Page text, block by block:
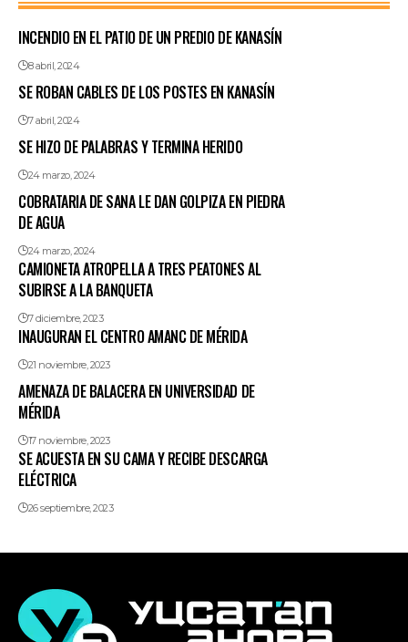
INCENDIO EN EL PATIO DE UN PREDIO DE KANASÍN
8 abril, 2024
SE ROBAN CABLES DE LOS POSTES EN KANASÍN
7 abril, 2024
SE HIZO DE PALABRAS Y TERMINA HERIDO
24 marzo, 2024
COBRATARIA DE SANA LE DAN GOLPIZA EN PIEDRA
DE AGUA
24 marzo, 2024
CAMIONETA ATROPELLA A TRES PEATONES AL
SUBIRSE A LA BANQUETA
7 diciembre, 2023
INAUGURAN EL CENTRO AMANC DE MÉRIDA
21 noviembre, 2023
AMENAZA DE BALACERA EN UNIVERSIDAD DE
MÉRIDA
17 noviembre, 2023
SE ACUESTA EN SU CAMA Y RECIBE DESCARGA
ELÉCTRICA
26 septiembre, 2023